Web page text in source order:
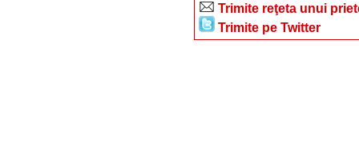
Trimite reţeta unui
Trimite pe Twitter